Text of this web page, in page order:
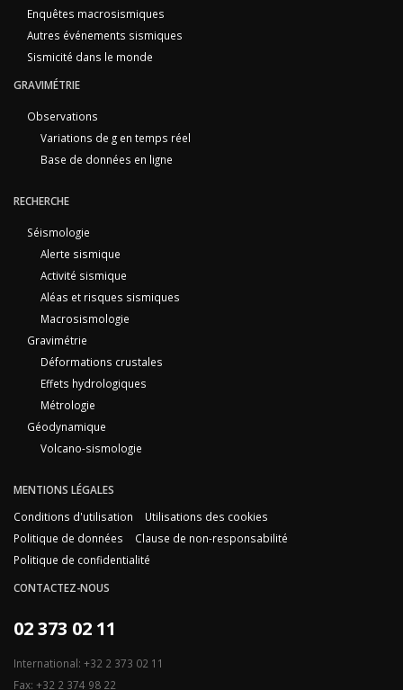
Enquêtes macrosismiques
Autres événements sismiques
Sismicité dans le monde
GRAVIMÉTRIE
Observations
Variations de g en temps réel
Base de données en ligne
RECHERCHE
Séismologie
Alerte sismique
Activité sismique
Aléas et risques sismiques
Macrosismologie
Gravimétrie
Déformations crustales
Effets hydrologiques
Métrologie
Géodynamique
Volcano-sismologie
MENTIONS LÉGALES
Conditions d'utilisation
Utilisations des cookies
Politique de données
Clause de non-responsabilité
Politique de confidentialité
CONTACTEZ-NOUS
02 373 02 11
International: +32 2 373 02 11
Fax: +32 2 374 98 22